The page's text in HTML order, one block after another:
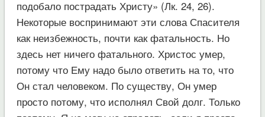
подобало пострадать Христу» (Лк. 24, 26).
Некоторые воспринимают эти слова Спасителя
как неизбежность, почти как фатальность. Но
здесь нет ничего фатального. Христос умер,
потому что Ему надо было ответить на то, что
Он стал человеком. По существу, Он умер
просто потому, что исполнял Свой долг. Только